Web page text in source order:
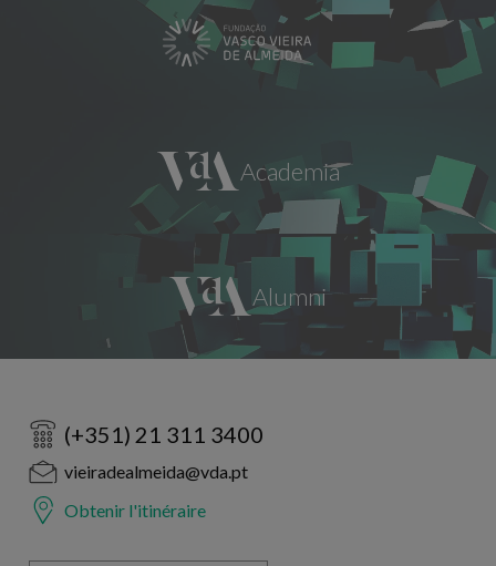
(+351) 21 311 3400
vieiradealmeida@vda.pt
Obtenir l'itinéraire